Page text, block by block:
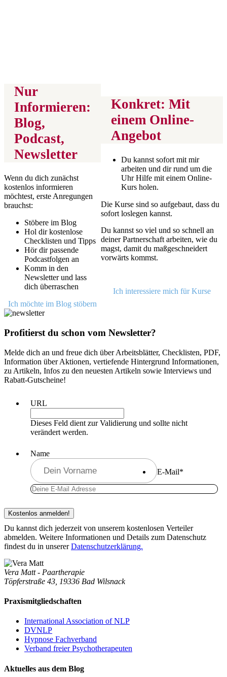
Nur
Informieren:
Blog,
Podcast,
Newsletter
Wenn du dich zunächst
kostenlos informieren
möchtest, erste Anregungen
brauchst:
Stöbere im Blog
Hol dir kostenlose
Checklisten und Tipps
Hör dir passende
Podcastfolgen an
Komm in den
Newsletter und lass
dich überraschen
Ich möchte im Blog stöbern
Konkret: Mit
einem Online-
Angebot
Du kannst sofort mit mir
arbeiten und dir rund um die
Uhr Hilfe mit einem Online-
Kurs holen.
Die Kurse sind so aufgebaut, dass du
sofort loslegen kannst.
Du kannst so viel und so schnell an
deiner Partnerschaft arbeiten, wie du
magst, damit du maßgeschneidert
vorwärts kommst.
Ich interessiere mich für Kurse
Profitierst du schon vom Newsletter?
Melde dich an und freue dich über Arbeitsblätter, Checklisten, PDF,
Information über Aktionen, vertiefende Hintergrund Informationen,
zu Artikeln, Infos zu den neuesten Artikeln sowie Interviews und
Rabatt-Gutscheine!
URL
Dieses Feld dient zur Validierung und sollte nicht
verändert werden.
Name
E-Mail*
Du kannst dich jederzeit von unserem kostenlosen Verteiler
abmelden. Weitere Informationen und Details zum Datenschutz
findest du in unsererDatenschutzerklärung.
Vera Matt - Paartherapie
Töpferstraße 43, 19336 Bad Wilsnack
Praxismitgliedschaften
International Association of NLP
DVNLP
Hypnose Fachverband
Verband freier Psychotherapeuten
Aktuelles aus dem Blog